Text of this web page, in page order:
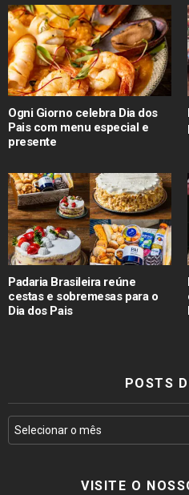
Ogni Giorno celebra Dia dos
Pais com menu especial e
presente
Padaria Brasileira reúne
cestas e sobremesas para o
Dia dos Pais
POSTS
VISITE O